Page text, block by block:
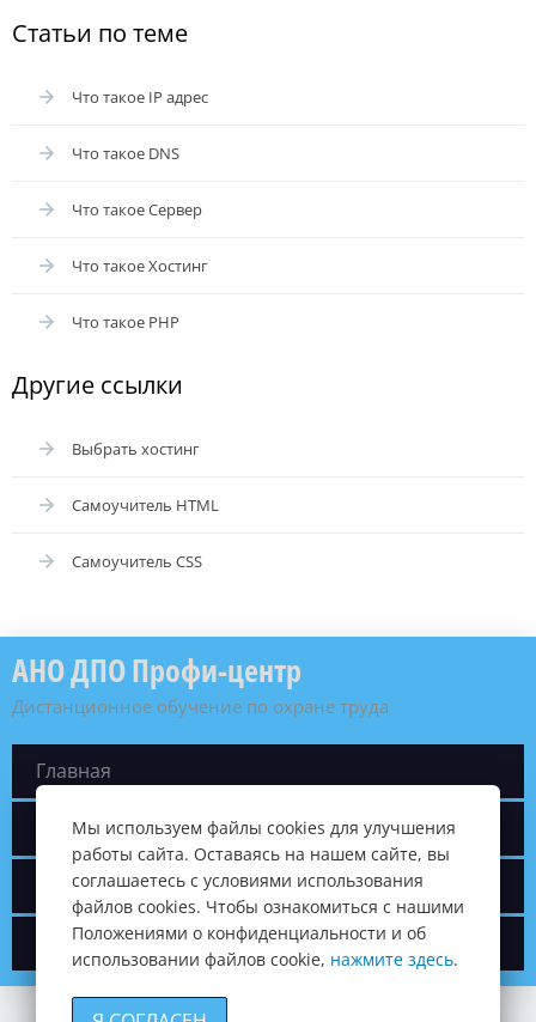
Статьи по теме
Что такое IP адрес
Что такое DNS
Что такое Сервер
Что такое Хостинг
Что такое PHP
Другие ссылки
Выбрать хостинг
Самоучитель HTML
Самоучитель CSS
АНО ДПО Профи-центр
Дистанционное обучение по охране труда
Главная
О компании
Новости
Контакты
Мы используем файлы cookies для улучшения
работы сайта. Оставаясь на нашем сайте, вы
соглашаетесь с условиями использования
файлов cookies. Чтобы ознакомиться с нашими
Положениями о конфиденциальности и об
использовании файлов cookie, нажмите здесь.